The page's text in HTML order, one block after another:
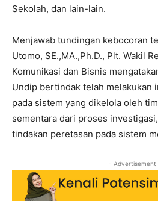
Sekolah, dan lain-lain.
Menjawab tundingan kebocoran
Utomo, SE.,MA.,Ph.D., Plt. Wakil
Komunikasi dan Bisnis
Undip bertindak telah melakukan
pada sistem yang dikelola oleh
sementara dari proses
tindakan peretasan pada sistem
- Advertisement